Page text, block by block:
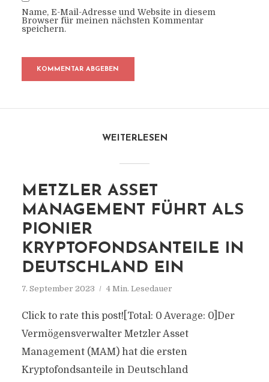
Name, E-Mail-Adresse und Website in diesem
Browser für meinen nächsten Kommentar
speichern.
WEITERLESEN
METZLER ASSET
MANAGEMENT FÜHRT ALS
PIONIER
KRYPTOFONDSANTEILE IN
DEUTSCHLAND EIN
7. September 2023 4 Min. Lesedauer
Click to rate this post![Total: 0 Average: 0]Der
Vermögensverwalter Metzler Asset
Management (MAM) hat die ersten
Kryptofondsanteile in Deutschland